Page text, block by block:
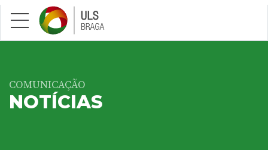
Saltar para conteúdo principal
COMUNICAÇÃO
NOTÍCIAS